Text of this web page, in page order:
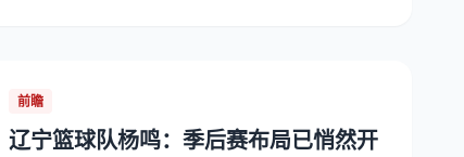
前瞻
辽宁篮球队杨鸣：季后赛布局已悄然开